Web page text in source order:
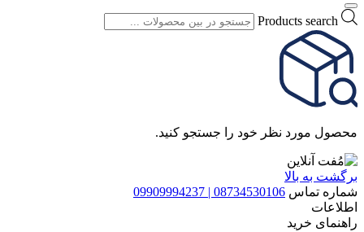
Products search
محصول مورد نظر خود را جستجو کنید.
برگشت به بالا
شماره تماس 08734530106 | 09909994237
اطلاعات
راهنمای خرید